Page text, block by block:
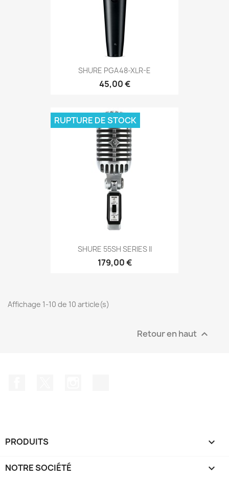
SHURE PGA48-XLR-E
45,00 €
SHURE 55SH SERIES II
179,00 €
RUPTURE DE STOCK
Affichage 1-10 de 10 article(s)
Retour en haut 
PRODUITS 
NOTRE SOCIÉTÉ 